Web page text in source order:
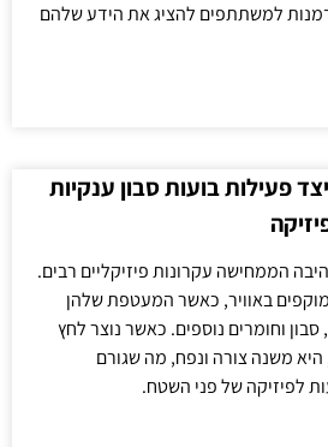
למשתתפים להציג את הידע שלהם
פעילות בועות סבון ענקיות
הממחישה עקרונות פיזיקליים רבים.
באוויר, כאשר המעטפת שלהן
וחומרים נוספים. כאשר נוצר לחץ
משנה צורה ונפח, מה שגורם
לפיזיקה של פני השטח.